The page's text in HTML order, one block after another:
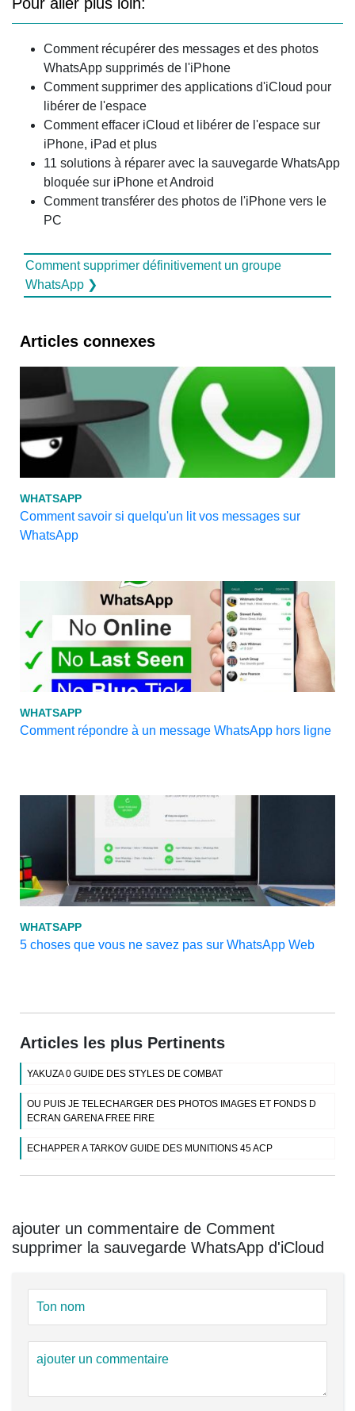
Comment récupérer des messages et des photos
WhatsApp supprimés de l'iPhone
Comment supprimer des applications d'iCloud pour
libérer de l'espace
Comment effacer iCloud et libérer de l'espace sur
iPhone, iPad et plus
11 solutions à réparer avec la sauvegarde WhatsApp
bloquée sur iPhone et Android
Comment transférer des photos de l'iPhone vers le
PC
Comment supprimer définitivement un groupe
WhatsApp ❯
Articles connexes
WHATSAPP
Comment savoir si quelqu'un lit vos messages sur
WhatsApp
WHATSAPP
Comment répondre à un message WhatsApp hors ligne
WHATSAPP
5 choses que vous ne savez pas sur WhatsApp Web
Articles les plus Pertinents
YAKUZA 0 GUIDE DES STYLES DE COMBAT
OU PUIS JE TELECHARGER DES PHOTOS IMAGES ET FONDS D
ECRAN GARENA FREE FIRE
ECHAPPER A TARKOV GUIDE DES MUNITIONS 45 ACP
ajouter un commentaire de Comment
supprimer la sauvegarde WhatsApp d'iCloud